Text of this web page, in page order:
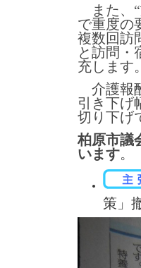
また、“
で重度の
複数回訪
と訪問・
充します。
介護報
引き下げ
切り下げ
柏原市議
います。
策」